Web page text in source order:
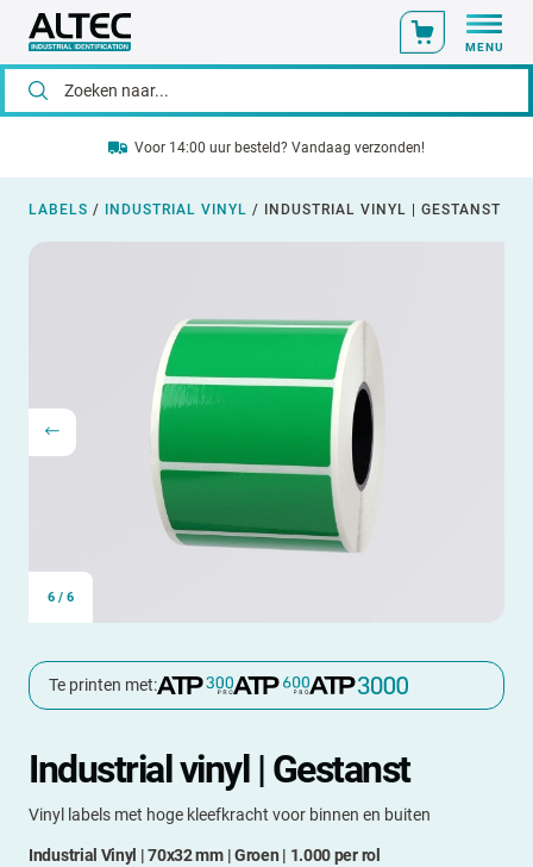
MENU
Voor 14:00 uur besteld? Vandaag verzonden!
LABELS / INDUSTRIAL VINYL / INDUSTRIAL VINYL | GESTANST
6 / 6
Te printen met:
Industrial vinyl | Gestanst
Vinyl labels met hoge kleefkracht voor binnen en buiten
Industrial Vinyl | 70x32 mm | Groen | 1.000 per rol